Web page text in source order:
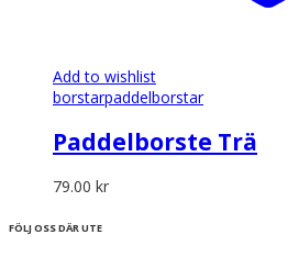
Add to wishlist
borstarpaddelborstar
Paddelborste Trä
79.00 kr
FÖLJ OSS DÄR UTE